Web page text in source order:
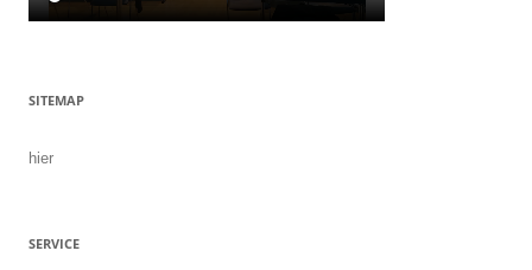
SITEMAP
hier
SERVICE